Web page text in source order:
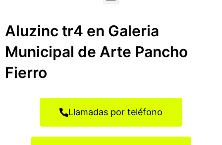
Aluzinc tr4 en Galeria
Municipal de Arte Pancho
Fierro
Llamadas por teléfono